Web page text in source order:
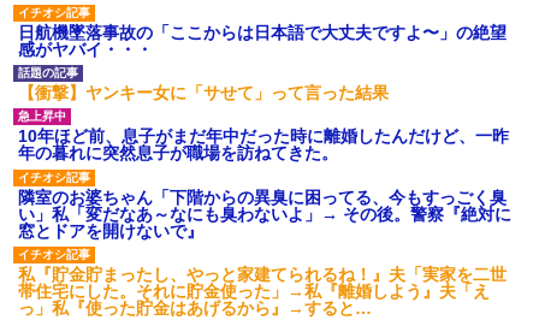
日航機墜落事故の「ここからは日本語で大丈夫ですよ〜」の絶望
感がヤバイ・・・
【衝撃】ヤンキー女に「サせて」って言った結果
10年ほど前、息子がまだ年中だった時に離婚したんだけど、一昨
年の暮れに突然息子が職場を訪ねてきた。
隣室のお婆ちゃん「下階からの異臭に困ってる、今もすっごく臭
い」私「変だなあ～なにも臭わないよ」→ その後。警察『絶対に
窓とドアを開けないで』
私『貯金貯まったし、やっと家建てられるね！』夫「実家を二世
帯住宅にした。それに貯金使った」→私『離婚しよう』夫「え
っ」私『使った貯金はあげるから』→すると…